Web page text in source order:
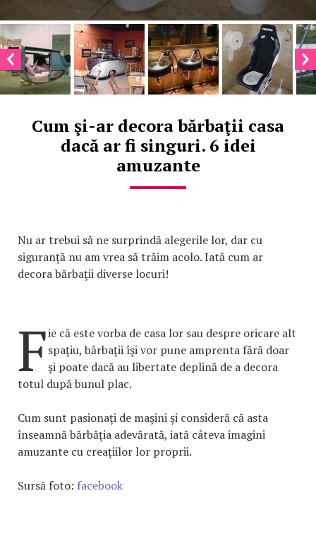
Cum şi-ar decora bărbaţii casa
dacă ar fi singuri. 6 idei
amuzante
Nu ar trebui să ne surprindă alegerile lor, dar cu
siguranţă nu am vrea să trăim acolo. Iată cum ar
decora bărbaţii diverse locuri!
Fie că este vorba de casa lor sau despre oricare alt
spaţiu, bărbaţii îşi vor pune amprenta fără doar
şi poate dacă au libertate deplină de a decora
totul după bunul plac.
Cum sunt pasionaţi de maşini şi consideră că asta
înseamnă bărbăţia adevărată, iată câteva imagini
amuzante cu creaţiilor lor proprii.
Sursă foto: facebook